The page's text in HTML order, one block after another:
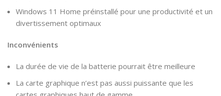
Windows 11 Home préinstallé pour une productivité et un
divertissement optimaux
Inconvénients
La durée de vie de la batterie pourrait être meilleure
La carte graphique n’est pas aussi puissante que les